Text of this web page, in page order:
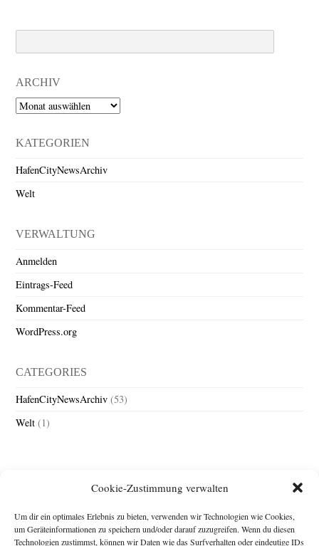
Cookie-Zustimmung verwalten
Um dir ein optimales Erlebnis zu bieten, verwenden wir Technologien wie Cookies,
um Geräteinformationen zu speichern und/oder darauf zuzugreifen. Wenn du diesen
Technologien zustimmst, können wir Daten wie das Surfverhalten oder eindeutige IDs
ARCHIV
Archiv
KATEGORIEN
HafenCityNewsArchiv
Welt
VERWALTUNG
Anmelden
Eintrags-Feed
Kommentar-Feed
WordPress.org
CATEGORIES
HafenCityNewsArchiv (53)
Welt (1)